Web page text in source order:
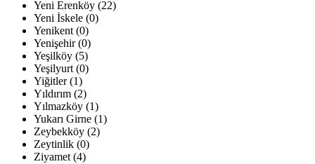
Yeni Erenköy (22)
Yeni İskele (0)
Yenikent (0)
Yenişehir (0)
Yeşilköy (5)
Yeşilyurt (0)
Yiğitler (1)
Yıldırım (2)
Yılmazköy (1)
Yukarı Girne (1)
Zeybekköy (2)
Zeytinlik (0)
Ziyamet (4)